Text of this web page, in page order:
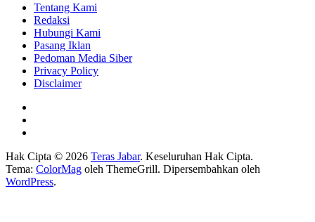
Tentang Kami
Redaksi
Hubungi Kami
Pasang Iklan
Pedoman Media Siber
Privacy Policy
Disclaimer
Hak Cipta © 2026 Teras Jabar. Keseluruhan Hak Cipta.
Tema: ColorMag oleh ThemeGrill. Dipersembahkan oleh
WordPress.